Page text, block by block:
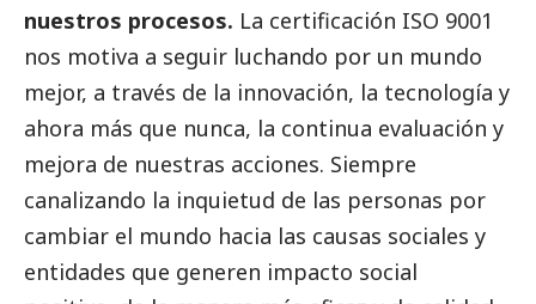
nuestros procesos. La certificación ISO 9001
nos motiva a seguir luchando por un mundo
mejor, a través de la innovación, la tecnología y
ahora más que nunca, la continua evaluación y
mejora de nuestras acciones. Siempre
canalizando la inquietud de las personas por
cambiar el mundo hacia las causas sociales y
entidades que generen impacto social